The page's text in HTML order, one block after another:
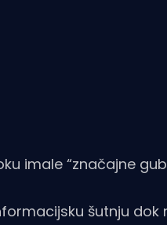
imale “značajne
šutnju dok